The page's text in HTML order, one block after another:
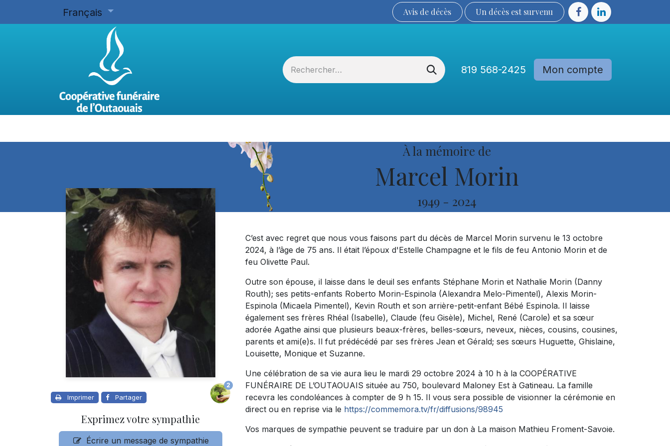
Français Avis de décès Un décès est sur​​​​​​​​ve​nu​​​​​​​​​​
819 568-2425 Mon compte
À la mémoire de
Marcel Morin
1949 - 2024
Imprimer Partager
2
Exprimez votre sympathie
Écrire un message de sympathie
C’est avec regret que nous vous faisons part du décès de Marcel Morin survenu le 13 octobre
2024, à l’âge de 75 ans. Il était l’époux d'Estelle Champagne et le fils de feu Antonio Morin et de
feu Olivette Paul.
Outre son épouse, il laisse dans le deuil ses enfants Stéphane Morin et Nathalie Morin (Danny
Routh); ses petits-enfants Roberto Morin-Espinola (Alexandra Melo-Pimentel), Alexis Morin-
Espinola (Micaela Pimentel), Kevin Routh et son arrière-petit-enfant Bébé Espinola. Il laisse
également ses frères Rhéal (Isabelle), Claude (feu Gisèle), Michel, René (Carole) et sa sœur
adorée Agathe ainsi que plusieurs beaux-frères, belles-sœurs, neveux, nièces, cousins, cousines,
parents et ami(e)s. Il fut prédécédé par ses frères Jean et Gérald; ses sœurs Huguette, Ghislaine,
Louisette, Monique et Suzanne.
Une célébration de sa vie aura lieu le mardi 29 octobre 2024 à 10 h à la COOPÉRATIVE
FUNÉRAIRE DE L’OUTAOUAIS située au 750, boulevard Maloney Est à Gatineau. La famille
recevra les condoléances à compter de 9 h 15. Il vous sera possible de visionner la cérémonie en
direct ou en reprise via le https://commemora.tv/fr/diffusions/98945
Vos marques de sympathie peuvent se traduire par un don à La maison Mathieu Froment-Savoie.